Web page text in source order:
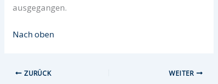
ausgegangen.
Nach oben
ZURÜCK WEITER